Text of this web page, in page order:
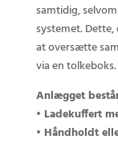
samtidig,
systemet.
at oversætte
via en tolkeboks.
Anlægget
• Ladekuffert
• Håndholdt